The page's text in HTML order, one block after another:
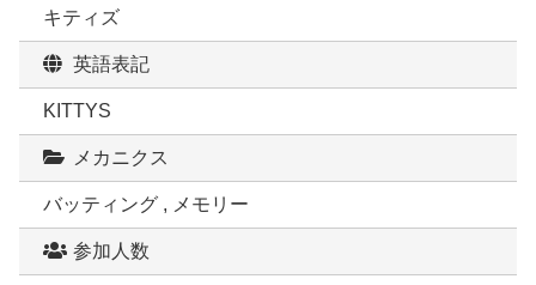
キティズ
英語表記
KITTYS
メカニクス
バッティング , メモリー
参加人数